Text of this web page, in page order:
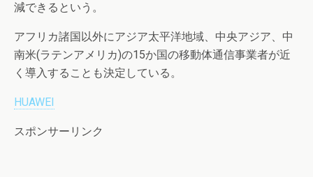
減できるという。
アフリカ諸国以外にアジア太平洋地域、中央アジア、中
南米(ラテンアメリカ)の15か国の移動体通信事業者が近
く導入することも決定している。
HUAWEI
スポンサーリンク